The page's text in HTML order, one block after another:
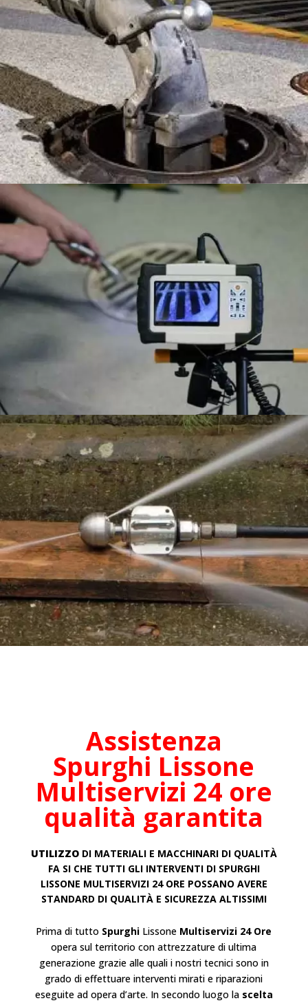
Assistenza
Spurghi Lissone
Multiservizi 24 ore
qualità garantita
UTILIZZODI MATERIALI E MACCHINARI DI QUALITÀ
FA SI CHE TUTTI GLI INTERVENTI DI SPURGHI
LISSONE MULTISERVIZI 24 ORE POSSANO AVERE
STANDARD DI QUALITÀ E SICUREZZA ALTISSIMI
Prima di tutto Spurghi Lissone Multiservizi 24 Ore
opera sul territorio con attrezzature di ultima
generazione grazie alle quali i nostri tecnici sono in
grado di effettuare interventi mirati e riparazioni
eseguite ad opera d’arte. In secondo luogo la scelta